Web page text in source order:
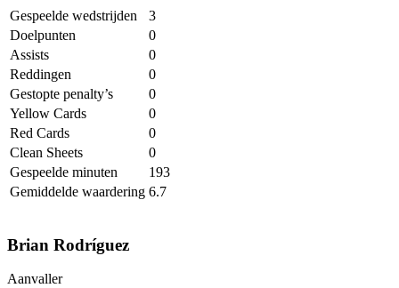
Gespeelde wedstrijden
3
Doelpunten
0
Assists
0
Reddingen
0
Gestopte penalty’s
0
Yellow Cards
0
Red Cards
0
Clean Sheets
0
Gespeelde minuten
193
Gemiddelde waardering 6.7
Brian Rodríguez
Aanvaller